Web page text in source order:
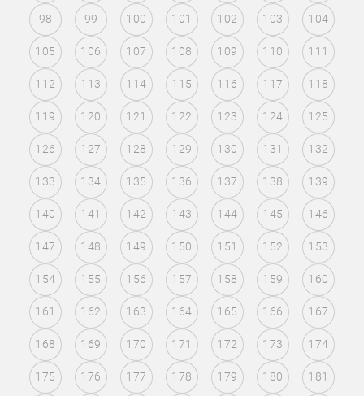
98 99 100 101 102 103 104
105 106 107 108 109 110 111
112 113 114 115 116 117 118
119 120 121 122 123 124 125
126 127 128 129 130 131 132
133 134 135 136 137 138 139
140 141 142 143 144 145 146
147 148 149 150 151 152 153
154 155 156 157 158 159 160
161 162 163 164 165 166 167
168 169 170 171 172 173 174
175 176 177 178 179 180 181